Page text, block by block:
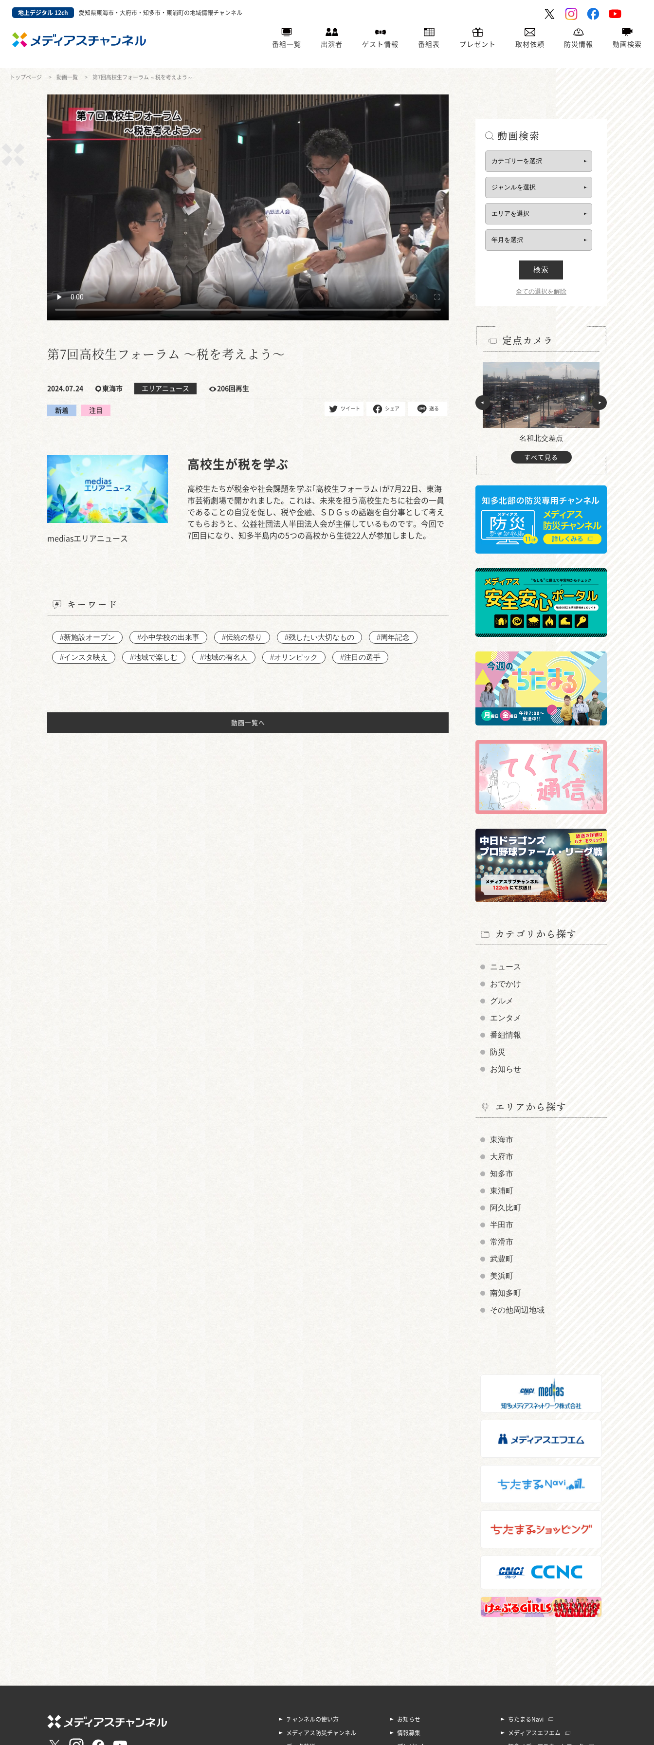
地上デジタル 12ch 愛知県東海市・大府市・知多市・東浦町の地域情報チャンネル
番組一覧 出演者 ゲスト情報 番組表 プレゼント 取材依頼 防災情報 動画検索
トップページ 動画一覧 第7回高校生フォーラム ～税を考えよう～
第7回高校生フォーラム ～税を考えよう～
2024.07.24 東海市 エリアニュース 206回再生
新着 注目 ツイート シェア 送る
mediasエリアニュース
高校生が税を学ぶ
高校生たちが税金や社会課題を学ぶ｢高校生フォーラム｣が7月22日、東海
市芸術劇場で開かれました。これは、未来を担う高校生たちに社会の一員
であることの自覚を促し、税や金融、ＳＤＧｓの話題を自分事として考え
てもらおうと、公益社団法人半田法人会が主催しているものです。今回で
7回目になり、知多半島内の5つの高校から生徒22人が参加しました。
キーワード
#新施設オープン #小中学校の出来事 #伝統の祭り #残したい大切なもの #周年記念
#インスタ映え #地域で楽しむ #地域の有名人 #オリンピック #注目の選手
動画一覧へ
動画検索
検索
全ての選択を解除
定点カメラ
名和北交差点
すべて見る
カテゴリから探す
ニュース
おでかけ
グルメ
エンタメ
番組情報
防災
お知らせ
エリアから探す
東海市
大府市
知多市
東浦町
阿久比町
半田市
常滑市
武豊町
美浜町
南知多町
その他周辺地域
チャンネルの使い方
メディアス防災チャンネル
お知らせ
情報募集
ちたまるNavi
メディアスエフエム